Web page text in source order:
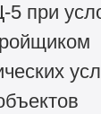
5 при